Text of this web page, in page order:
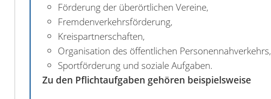
Förderung der überörtlichen Vereine,
Fremdenverkehrsförderung,
Kreispartnerschaften,
Organisation des öffentlichen Personennahverkehrs,
Sportförderung und soziale Aufgaben.
Zu den Pflichtaufgaben gehören beispielsweise